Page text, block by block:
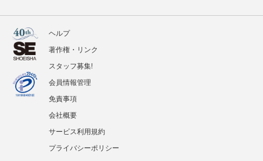
ヘルプ
著作権・リンク
スタッフ募集!
会員情報管理
免責事項
会社概要
サービス利用規約
プライバシーポリシー